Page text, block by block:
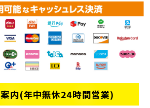
内(年中無休24時間営業)